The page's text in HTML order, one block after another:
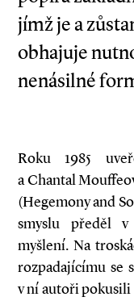
jímž je a
obhajuje
nenásilné
Roku 1985
a Chantal
(Hegemony and
smyslu předěl v
myšlení. Na
rozpadajícímu se
v ní autoři